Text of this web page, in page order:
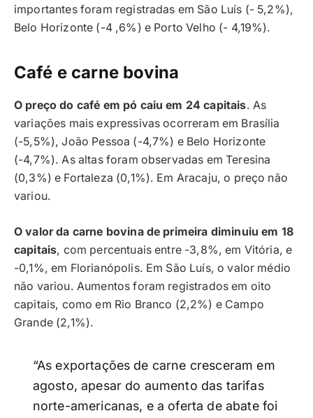
importantes foram registradas em São Luís (- 5,2%),
Belo Horizonte (-4 ,6%) e Porto Velho (- 4,19%).
Café e carne bovina
O preço do café em pó caiu em 24 capitais. As
variações mais expressivas ocorreram em Brasília
(-5,5%), João Pessoa (-4,7%) e Belo Horizonte
(-4,7%). As altas foram observadas em Teresina
(0,3%) e Fortaleza (0,1%). Em Aracaju, o preço não
variou.
O valor da carne bovina de primeira diminuiu em 18
capitais, com percentuais entre -3,8%, em Vitória, e
-0,1%, em Florianópolis. Em São Luís, o valor médio
não variou. Aumentos foram registrados em oito
capitais, como em Rio Branco (2,2%) e Campo
Grande (2,1%).
“As exportações de carne cresceram em
agosto, apesar do aumento das tarifas
norte-americanas, e a oferta de abate foi